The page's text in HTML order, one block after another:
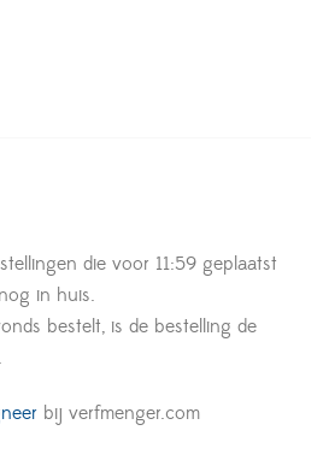
die voor 11:59 geplaatst
in huis.
bestelt, is de bestelling de
bij verfmenger.com